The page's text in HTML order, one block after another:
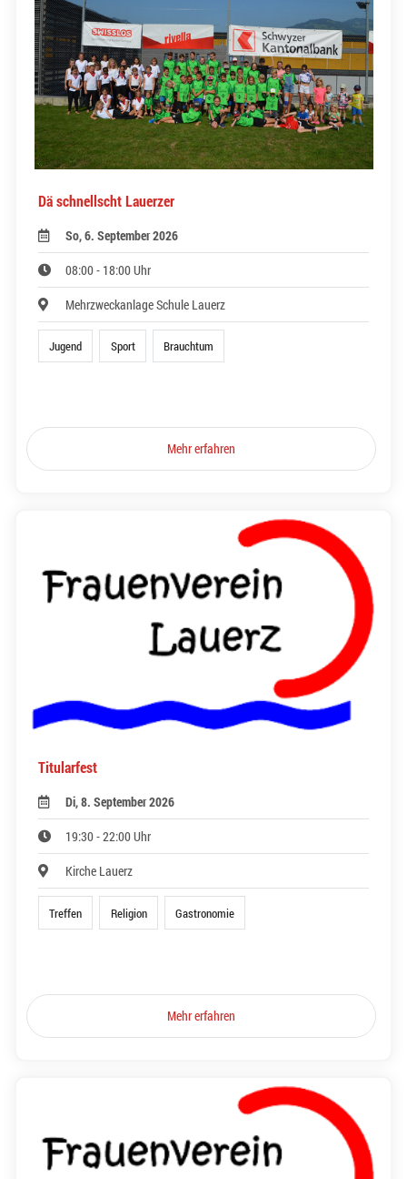
Dä schnellscht Lauerzer
So, 6. September 2026
08:00 - 18:00 Uhr
Mehrzweckanlage Schule Lauerz
Jugend Sport Brauchtum
Mehr erfahren
Titularfest
Di, 8. September 2026
19:30 - 22:00 Uhr
Kirche Lauerz
Treffen Religion Gastronomie
Mehr erfahren